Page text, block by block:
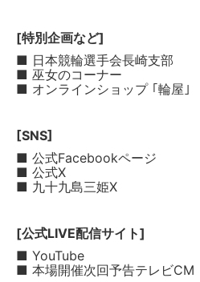
[特別企画など]
■ 日本競輪選手会長崎支部
■ 巫女のコーナー
■ オンラインショップ ｢輪屋｣
[SNS]
■ 公式Facebookページ
■ 公式X
■ 九十九島三姫X
[公式LIVE配信サイト]
■ YouTube
■ 本場開催次回予告テレビCM